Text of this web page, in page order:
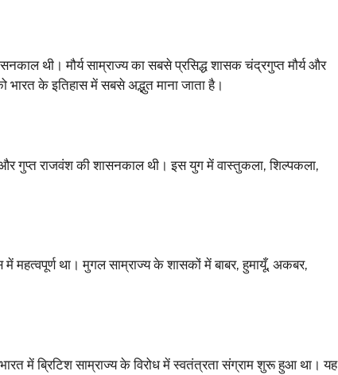
थी। मौर्य साम्राज्य का सबसे प्रसिद्ध शासक चंद्रगुप्त मौर्य और
के इतिहास में सबसे अद्भुत माना जाता है।
गुप्त राजवंश की शासनकाल थी। इस युग में वास्तुकला, शिल्पकला,
महत्वपूर्ण था। मुगल साम्राज्य के शासकों में बाबर, हुमायूँ, अकबर,
में ब्रिटिश साम्राज्य के विरोध में स्वतंत्रता संग्राम शुरू हुआ था। यह